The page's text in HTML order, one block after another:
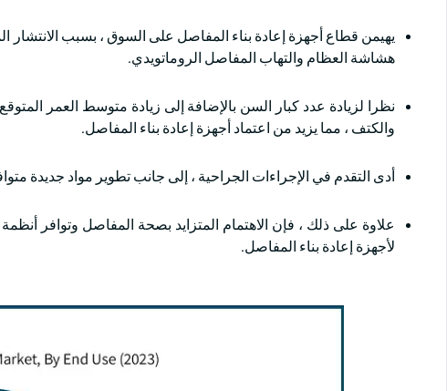
يهيمن قطاع أجهزة إعادة بناء المفاصل على السوق ، بسبب الانتشار
هشاشة العظام والتهاب المفاصل الروماتويدي.
نظرا لزيادة عدد كبار السن بالإضافة إلى زيادة متوسط العمر
والكتف ، مما يزيد من اعتماد أجهزة إعادة بناء المفاصل.
أدى التقدم في الإجراءات الجراحية ، إلى جانب تطوير مواد جديدة
علاوة على ذلك ، فإن الاهتمام المتزايد بصحة المفاصل وتوافر
لأجهزة إعادة بناء المفاصل.